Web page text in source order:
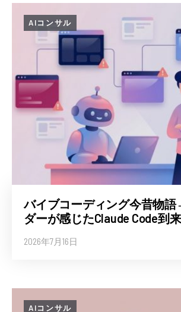
AIコンサル
バイブコーディング今昔物
ダーが感じたClaude Code到
2026年7月16日
AIコンサル